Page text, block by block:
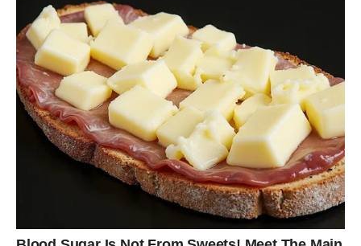
teksturu bez grudica.
Smjesu prebacite u pripremljeni kalup, poravnajte
površinu i pecite oko 30-35 minuta, odnosno dok
čačkalica umetnuta u sredinu kolača ne izađe čista. Kada
je pečeno, ostavite da se potpuno ohladi u kalupu.